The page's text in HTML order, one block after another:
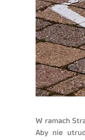
W ramach
Aby nie